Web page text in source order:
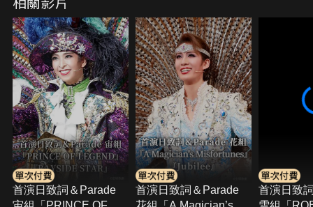
秀)－
首演日致詞＆Parade
首演日致詞＆Parade
首演日致